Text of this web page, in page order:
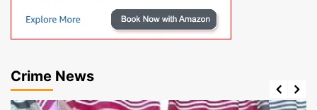
Crime News